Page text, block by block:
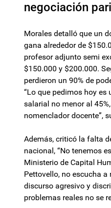
negociación
Morales detalló que un
gana alrededor de
profesor adjunto semi
$150.000 y $200.000.
perdieron un 90% de
“Lo que pedimos hoy es
salarial no menor al
nomenclador docente”,
Además, criticó la falta
nacional, “No tenemos
Ministerio de Capital
Pettovello, no escucha a
discurso agresivo y
problemas reales no se